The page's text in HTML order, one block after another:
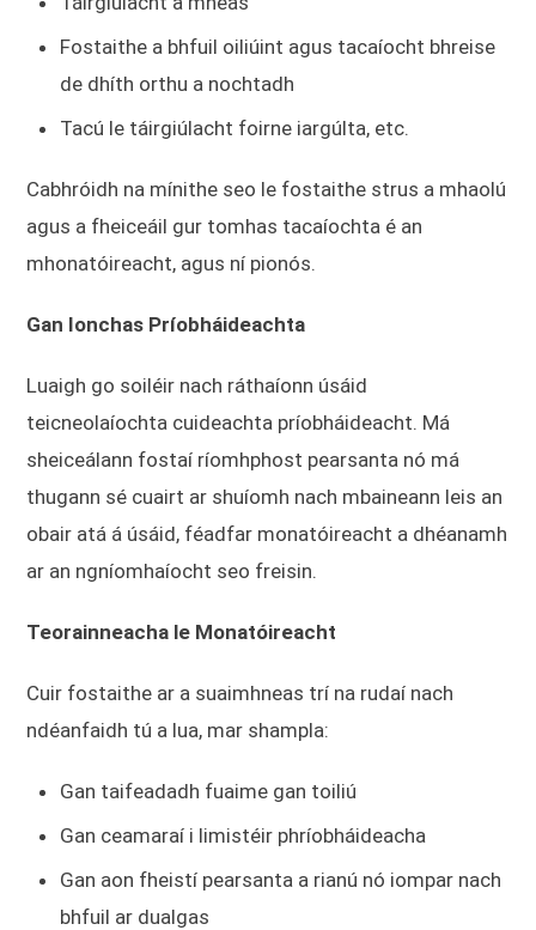
Fostaithe a bhfuil oiliúint agus tacaíocht bhreise
de dhíth orthu a nochtadh
Tacú le táirgiúlacht foirne iargúlta, etc.
Cabhróidh na mínithe seo le fostaithe strus a mhaolú
agus a fheiceáil gur tomhas tacaíochta é an
mhonatóireacht, agus ní pionós.
Gan Ionchas Príobháideachta
Luaigh go soiléir nach ráthaíonn úsáid
teicneolaíochta cuideachta príobháideacht. Má
sheiceálann fostaí ríomhphost pearsanta nó má
thugann sé cuairt ar shuíomh nach mbaineann leis an
obair atá á úsáid, féadfar monatóireacht a dhéanamh
ar an ngníomhaíocht seo freisin.
Teorainneacha le Monatóireacht
Cuir fostaithe ar a suaimhneas trí na rudaí nach
ndéanfaidh tú a lua, mar shampla:
Gan taifeadadh fuaime gan toiliú
Gan ceamaraí i limistéir phríobháideacha
Gan aon fheistí pearsanta a rianú nó iompar nach
bhfuil ar dualgas